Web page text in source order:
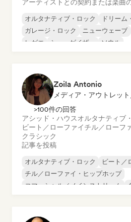
アーティストとの契約または楽曲
オルタナティブ・ロック
ドリーム
ガレージ・ロック
ニューウェーブ
レゲエ
シューゲイザー ソウル
Zoila Antonio
メディア・アウトレッ
>100件の回答
アシッド・ハウスオルタナティブ
ビート／ローファイチル／ローフ
クラシック
記事を投稿
オルタナティブ・ロック
ビート／
チル／ローファイ・ヒップホップ
コマーシャル／メインストリーム